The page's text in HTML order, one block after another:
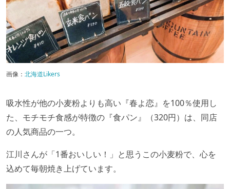
画像： 北海道Likers
吸水性が他の小麦粉よりも高い『春よ恋』を100％使用し
た、モチモチ食感が特徴の『食パン』（320円）は、同店
の人気商品の一つ。
江川さんが「1番おいしい！」と思うこの小麦粉で、心を
込めて毎朝焼き上げています。